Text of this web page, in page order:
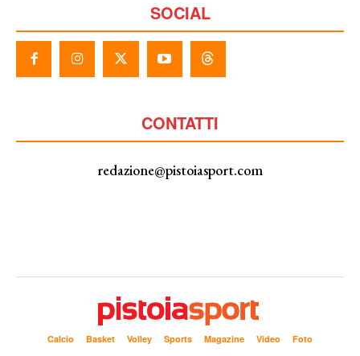
SOCIAL
CONTATTI
redazione@pistoiasport.com
Calcio Basket Volley Sports Magazine Video Foto